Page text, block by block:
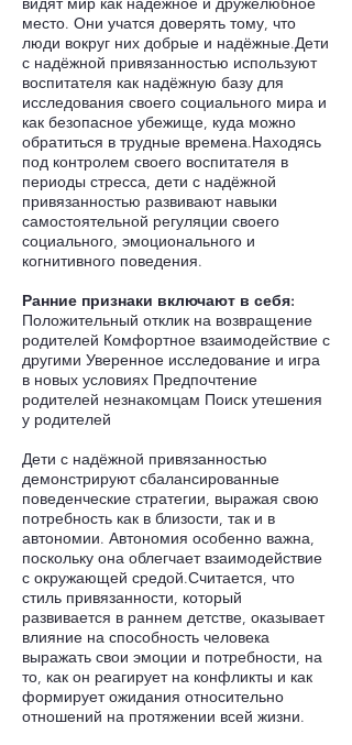
место. Они учатся доверять тому, что
люди вокруг них добрые и надёжные.Дети
с надёжной привязанностью используют
воспитателя как надёжную базу для
исследования своего социального мира и
как безопасное убежище, куда можно
обратиться в трудные времена.Находясь
под контролем своего воспитателя в
периоды стресса, дети с надёжной
привязанностью развивают навыки
самостоятельной регуляции своего
социального, эмоционального и
когнитивного поведения.
Ранние признаки включают в себя:
Положительный отклик на возвращение
родителей Комфортное взаимодействие с
другими Уверенное исследование и игра
в новых условиях Предпочтение
родителей незнакомцам Поиск утешения
у родителей
Дети с надёжной привязанностью
демонстрируют сбалансированные
поведенческие стратегии, выражая свою
потребность как в близости, так и в
автономии. Автономия особенно важна,
поскольку она облегчает взаимодействие
с окружающей средой.Считается, что
стиль привязанности, который
развивается в раннем детстве, оказывает
влияние на способность человека
выражать свои эмоции и потребности, на
то, как он реагирует на конфликты и как
формирует ожидания относительно
отношений на протяжении всей жизни.